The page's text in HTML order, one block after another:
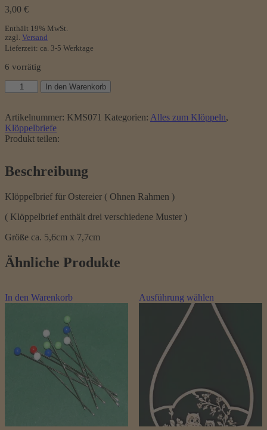
3,00 €
Enthält 19% MwSt.
zzgl. Versand
Lieferzeit: ca. 3-5 Werktage
6 vorrätig
Klöppelbrief
für
Menge
In den Warenkorb
Artikelnummer: KMS071 Kategorien: Alles zum Klöppeln,
Klöppelbriefe
Produkt teilen:
Beschreibung
Klöppelbrief für Ostereier ( Ohnen Rahmen )
( Klöppelbrief enthält drei verschiedene Muster )
Größe ca. 5,6cm x 7,7cm
Ähnliche Produkte
In den Warenkorb Ausführung wählenProdukt
weist
mehrere
Varianten
Optionen
der
Produktseite
gewählt
werden